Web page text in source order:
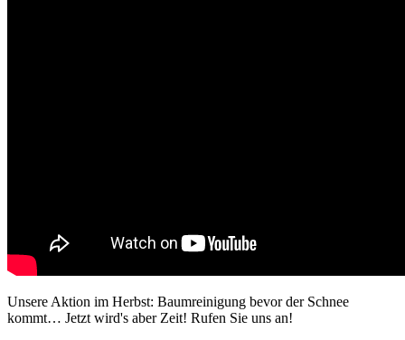
Unsere Aktion im Herbst: Baumreinigung bevor der Schnee
kommt… Jetzt wird's aber Zeit! Rufen Sie uns an!